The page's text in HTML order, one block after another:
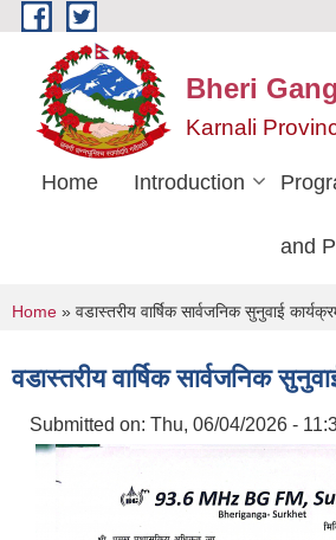
Skip to main content
Bheri
Karnali
Home Introduction
and
You are here
Home » वडास्तरीय वार्षिक सार्वजनिक सुनुवाई
वडास्तरीय वार्षिक सार्वजनिक
Submitted on: Thu, 06/04/2026 -